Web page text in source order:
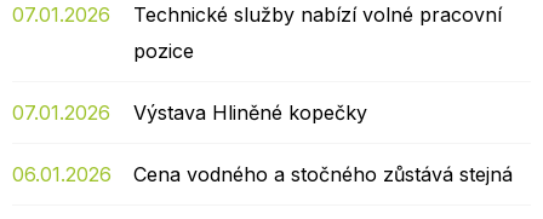
07.01.2026
Technické služby nabízí volné pracovní
pozice
07.01.2026 Výstava Hliněné kopečky
06.01.2026 Cena vodného a stočného zůstává stejná